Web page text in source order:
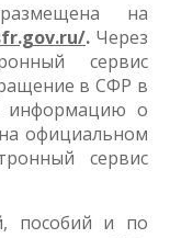
на
. Через
сервис
в СФР в
информацию о
официальном
сервис
пособий и по